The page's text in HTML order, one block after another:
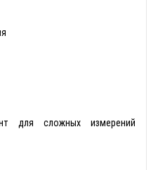
для сложных измерений